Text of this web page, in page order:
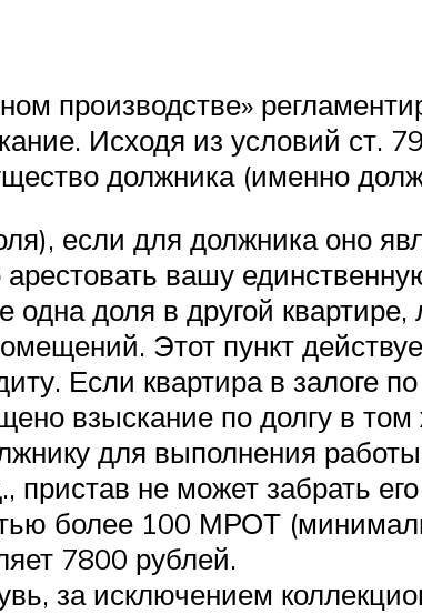
производстве»
Исходя из условий ст. 79
должника (именно
если для должника оно
вашу
доля в другой
Этот пункт
Если квартира в залоге
взыскание по долгу в том
для выполнения
пристав не может забрать
более 100 МРОТ
7800 рублей.
за исключением